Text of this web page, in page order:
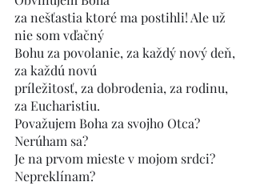
za nešťastia ktoré ma postihli! Ale už
nie som vďačný
Bohu za povolanie, za každý nový deň,
za každú novú
príležitosť, za dobrodenia, za rodinu,
za Eucharistiu.
Považujem Boha za svojho Otca?
Nerúham sa?
Je na prvom mieste v mojom srdci?
Nepreklínam?